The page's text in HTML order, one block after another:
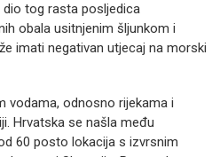
tog rasta posljedica
obala usitnjenim šljunkom i
imati negativan utjecaj na morski
vodama, odnosno rijekama i
Hrvatska se našla među
60 posto lokacija s izvrsnim